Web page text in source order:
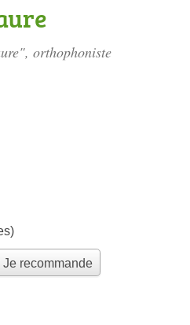
orthophoniste
Je recommande